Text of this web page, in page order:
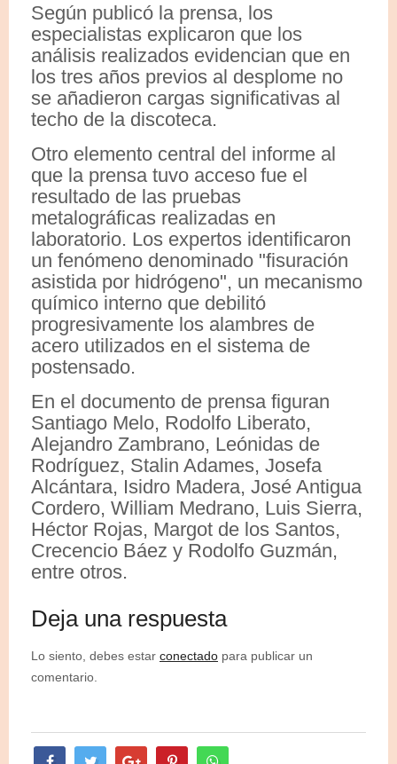
Según publicó la prensa, los
especialistas explicaron que los
análisis realizados evidencian que en
los tres años previos al desplome no
se añadieron cargas significativas al
techo de la discoteca.
Otro elemento central del informe al
que la prensa tuvo acceso fue el
resultado de las pruebas
metalográficas realizadas en
laboratorio. Los expertos identificaron
un fenómeno denominado "fisuración
asistida por hidrógeno", un mecanismo
químico interno que debilitó
progresivamente los alambres de
acero utilizados en el sistema de
postensado.
En el documento de prensa figuran
Santiago Melo, Rodolfo Liberato,
Alejandro Zambrano, Leónidas de
Rodríguez, Stalin Adames, Josefa
Alcántara, Isidro Madera, José Antigua
Cordero, William Medrano, Luis Sierra,
Héctor Rojas, Margot de los Santos,
Crecencio Báez y Rodolfo Guzmán,
entre otros.
Deja una respuesta
Lo siento, debes estar conectado para publicar un
comentario.